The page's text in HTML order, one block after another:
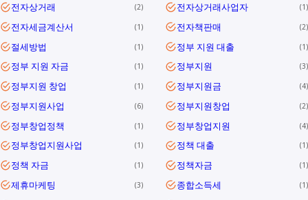
전자상거래 2 전자상거래사업자 1
전자세금계산서 1 전자책판매 2
절세방법 1 정부 지원 대출 1
정부 지원 자금 1 정부지원 3
정부지원 창업 1 정부지원금 4
정부지원사업 6 정부지원창업 2
정부창업정책 1 정부창업지원 4
정부창업지원사업 1 정책 대출 1
정책 자금 1 정책자금 1
제휴마케팅 3 종합소득세 1